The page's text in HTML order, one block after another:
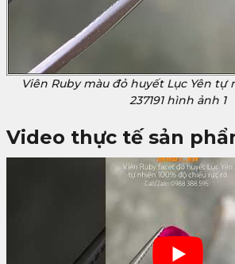
Viên Ruby màu đỏ huyết Lục Yên tự
237191 hình ảnh 1
Video thực tế sản